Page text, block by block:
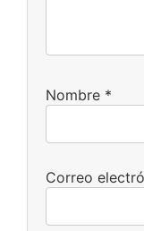
Nombre *
Correo